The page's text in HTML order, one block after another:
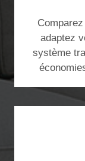
adaptez
système